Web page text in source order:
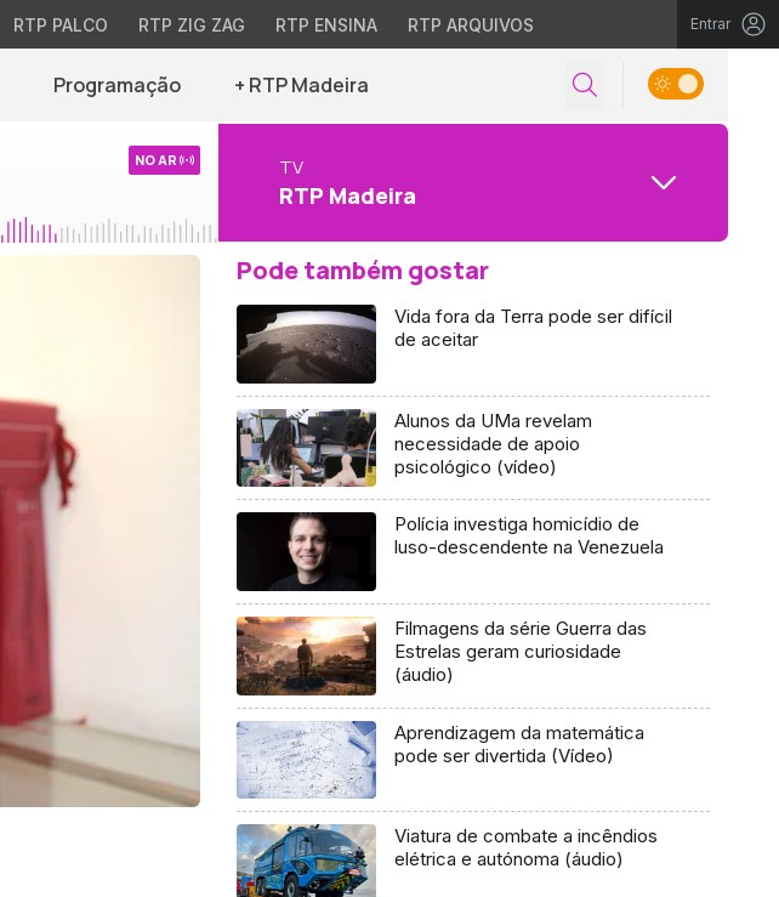
RTP PALCO RTP ZIG ZAG RTP ENSINA RTP ARQUIVOS Entrar
Programação + RTP Madeira
NO AR TV
RTP Madeira
Pode também gostar
Vida fora da Terra pode ser difícil
de aceitar
Alunos da UMa revelam
necessidade de apoio
psicológico (vídeo)
Polícia investiga homicídio de
luso-descendente na Venezuela
Filmagens da série Guerra das
Estrelas geram curiosidade
(áudio)
Aprendizagem da matemática
pode ser divertida (Vídeo)
Viatura de combate a incêndios
elétrica e autónoma (áudio)